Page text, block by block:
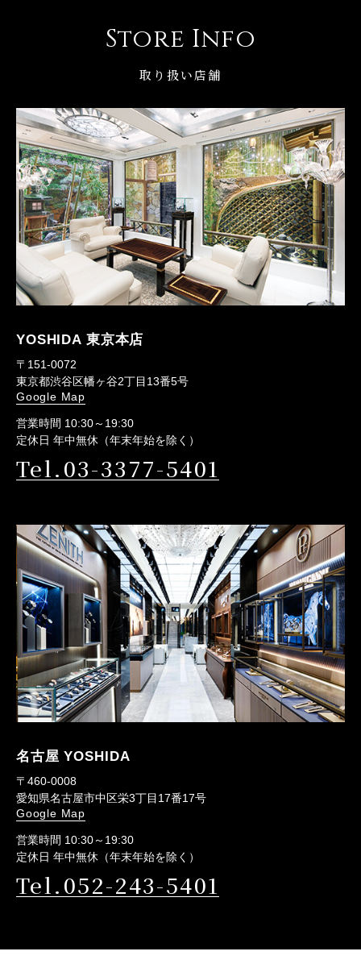
Store Info
取り扱い店舗
YOSHIDA 東京本店
〒151-0072
東京都渋谷区幡ヶ谷2丁目13番5号
Google Map
営業時間 10:30～19:30
定休日 年中無休（年末年始を除く）
Tel.03-3377-5401
名古屋 YOSHIDA
〒460-0008
愛知県名古屋市中区栄3丁目17番17号
Google Map
営業時間 10:30～19:30
定休日 年中無休（年末年始を除く）
Tel.052-243-5401